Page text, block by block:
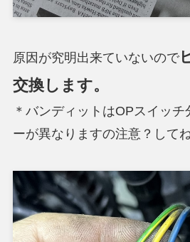
原因が究明出来ていないので
交換します。
＊バンディットはOPスイッ
ーが異なりますの注意？してね